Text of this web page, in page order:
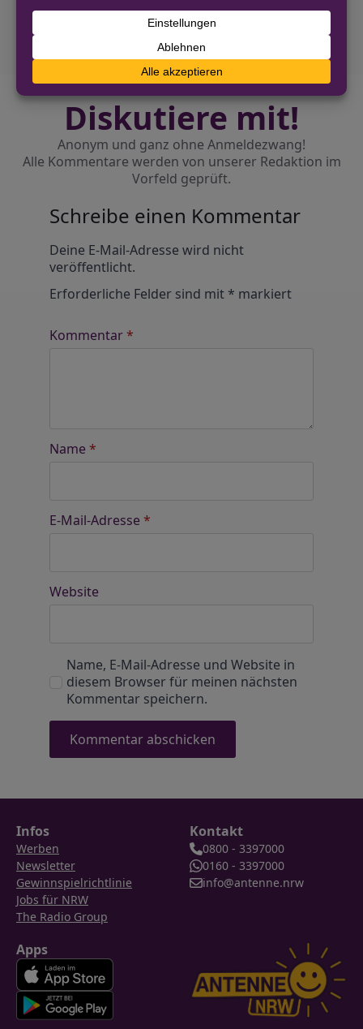
Diskutiere mit!
Anonym und ganz ohne Anmeldezwang!
Alle Kommentare werden von unserer Redaktion im
Vorfeld geprüft.
Schreibe einen Kommentar
Deine E-Mail-Adresse wird nicht
veröffentlicht.
Erforderliche Felder sind mit* markiert
Kommentar*
Name *
E-Mail-Adresse *
Website
Name, E-Mail-Adresse und Website in
diesem Browser für meinen nächsten
Kommentar speichern.
Infos
Werben
Newsletter
Gewinnspielrichtlinie
Jobs für NRW
The Radio Group
Kontakt
0800 - 3397000
0160 - 3397000
info@antenne.nrw
Apps